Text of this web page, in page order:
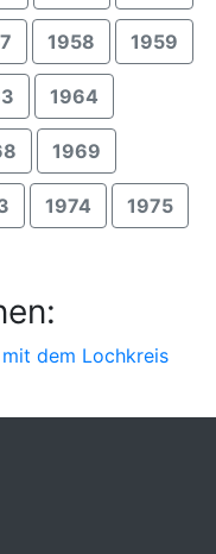
1958 1959
1964
1969
1974 1975
dem Lochkreis